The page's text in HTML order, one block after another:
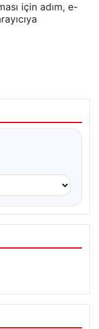
için adım, e-